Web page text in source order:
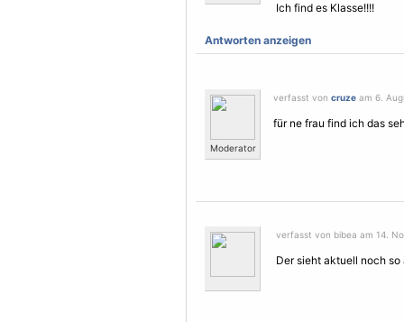
Ich find es Klasse!!!!
Antworten anzeigen
Moderator
verfasst von cruze am 6.
für ne frau find ich das
verfasst von bibea am 14.
Der sieht aktuell noch so